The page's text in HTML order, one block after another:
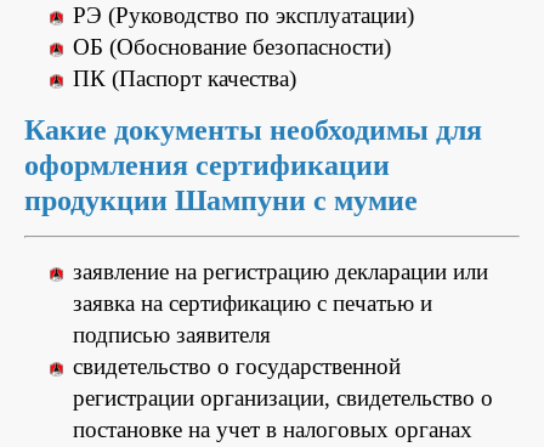
РЭ (Руководство по эксплуатации)
ОБ (Обоснование безопасности)
ПК (Паспорт качества)
Какие документы необходимы для
оформления сертификации
продукции Шампуни с мумие
заявление на регистрацию декларации или
заявка на сертификацию с печатью и
подписью заявителя
свидетельство о государственной
регистрации организации, свидетельство о
постановке на учет в налоговых органах